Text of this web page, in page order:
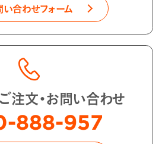
合わせフォーム
注文・お問い合わせ
888-957